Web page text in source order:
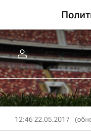
12:46 22.05.2017